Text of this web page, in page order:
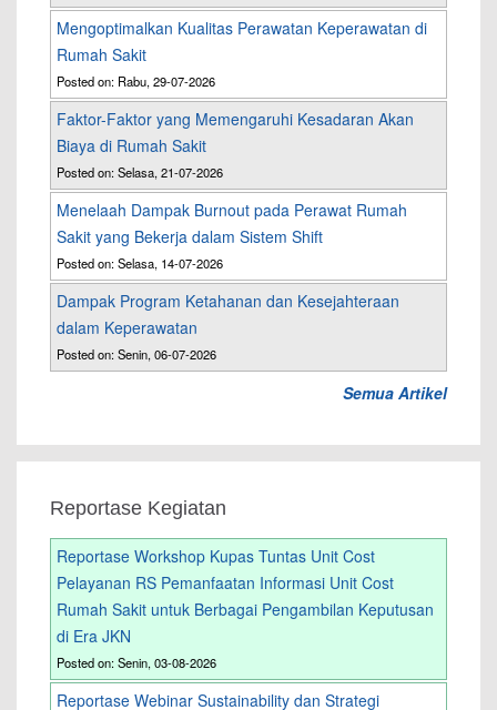
Mengoptimalkan Kualitas Perawatan Keperawatan di
Rumah Sakit
Posted on: Rabu, 29-07-2026
Faktor-Faktor yang Memengaruhi Kesadaran Akan
Biaya di Rumah Sakit
Posted on: Selasa, 21-07-2026
Menelaah Dampak Burnout pada Perawat Rumah
Sakit yang Bekerja dalam Sistem Shift
Posted on: Selasa, 14-07-2026
Dampak Program Ketahanan dan Kesejahteraan
dalam Keperawatan
Posted on: Senin, 06-07-2026
Semua Artikel
Reportase Kegiatan
Reportase Workshop Kupas Tuntas Unit Cost
Pelayanan RS Pemanfaatan Informasi Unit Cost
Rumah Sakit untuk Berbagai Pengambilan Keputusan
di Era JKN
Posted on: Senin, 03-08-2026
Reportase Webinar Sustainability dan Strategi